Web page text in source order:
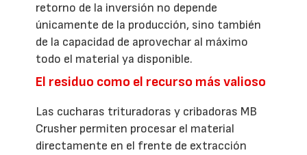
retorno de la inversión no depende
únicamente de la producción, sino también
de la capacidad de aprovechar al máximo
todo el material ya disponible.
El residuo como el recurso más valioso
Las cucharas trituradoras y cribadoras MB
Crusher permiten procesar el material
directamente en el frente de extracción